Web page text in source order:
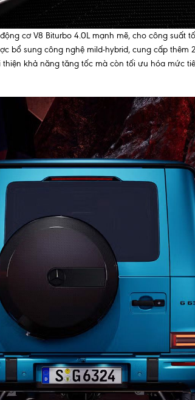
cơ V8 Biturbo 4.0L mạnh mẽ, cho công suất
bổ sung công nghệ mild-hybrid, cung cấp thêm
khả năng tăng tốc mà còn tối ưu hóa mức